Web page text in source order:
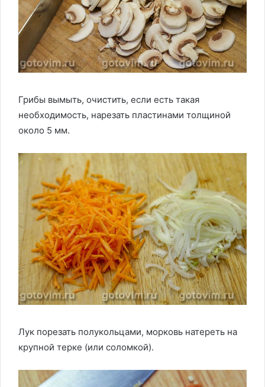
Грибы вымыть, очистить, если есть такая
необходимость, нарезать пластинами толщиной
около 5 мм.
Лук порезать полукольцами, морковь натереть на
крупной терке (или соломкой).